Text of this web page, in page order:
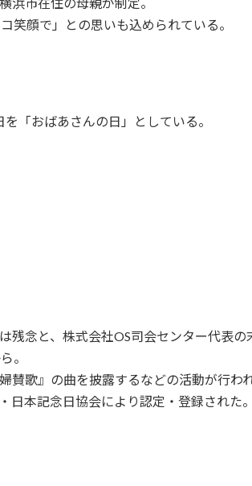
浜市在住の母親が制定。
笑顔で」との思いも込められている。
「おばあさんの日」としている。
念と、株式会社OS司会センター代表
。
歌』の曲を披露するなどの活動が行わ
日本記念日協会により認定・登録された